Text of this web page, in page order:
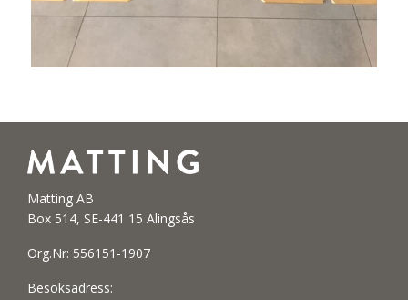
Matting AB
Box 514, SE-441 15 Alingsås
Org.Nr: 556151-1907
Besöksadress: